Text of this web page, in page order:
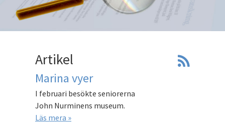
Artikel
Marina vyer
I februari besökte seniorerna
John Nurminens museum.
Läs mera »